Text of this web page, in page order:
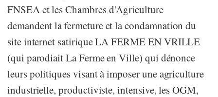
FNSEA et les Chambres d'Agriculture
demandent la fermeture et la condamnation du
site internet satirique LA FERME EN VRILLE
(qui parodiait La Ferme en Ville) qui dénonce
leurs politiques visant à imposer une agriculture
industrielle, productiviste, intensive, les OGM,